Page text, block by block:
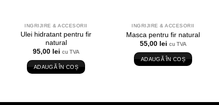
INGRIJIRE & ACCESORII
Ulei hidratant pentru fir
natural
95,00 lei cu TVA
ADAUGĂ ÎN COȘ
INGRIJIRE & ACCESORII
Masca pentru fir natural
55,00 lei cu TVA
ADAUGĂ ÎN COȘ